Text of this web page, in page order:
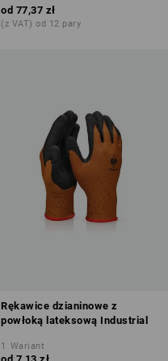
od 77,37 zł
(z VAT) od 12 pary
Rękawice dzianinowe z
powłoką lateksową Industrial
1 Wariant